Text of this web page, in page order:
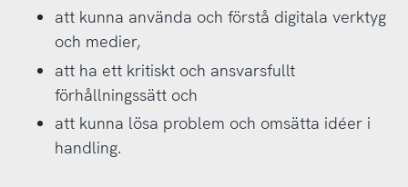
att kunna använda och förstå digitala verktyg
och medier,
att ha ett kritiskt och ansvarsfullt
förhållningssätt och
att kunna lösa problem och omsätta idéer i
handling.